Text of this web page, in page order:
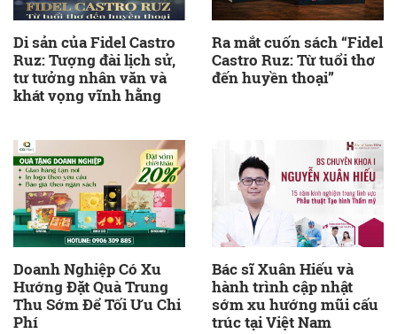
Di sản của Fidel Castro
Ruz: Tượng đài lịch sử,
tư tưởng nhân văn và
khát vọng vĩnh hằng
Ra mắt cuốn sách “Fidel
Castro Ruz: Từ tuổi thơ
đến huyền thoại”
Doanh Nghiệp Có Xu
Hướng Đặt Quà Trung
Thu Sớm Để Tối Ưu Chi
Phí
Bác sĩ Xuân Hiếu và
hành trình cập nhật
sớm xu hướng mũi cấu
trúc tại Việt Nam